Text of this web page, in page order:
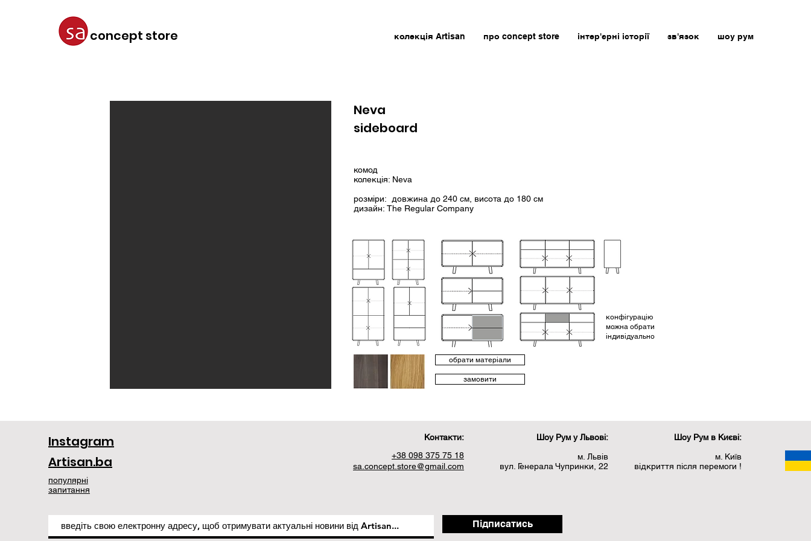
concept store колекція Artisan про concept store інтер'єрні історії зв'язок шоу рум
Neva
sideboard
комод
колекція: Neva
розміри: довжина до 240 см, висота до 180 см
дизайн: The Regular Company
конфігурацію
можна обрати
індивідуально
обрати матеріали
замовити
Instagram
Artisan.ba
Контакти:
+38 098 375 75 18
sa.concept.store@gmail.com
Шоу Рум у Львові:
м. Львів
вул. Генерала Чупринки, 22
Шоу Рум в Києві:
м. Київ
відкриття після перемоги !
популярні
запитання
Підписатись